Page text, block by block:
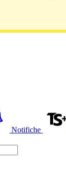
Notifiche